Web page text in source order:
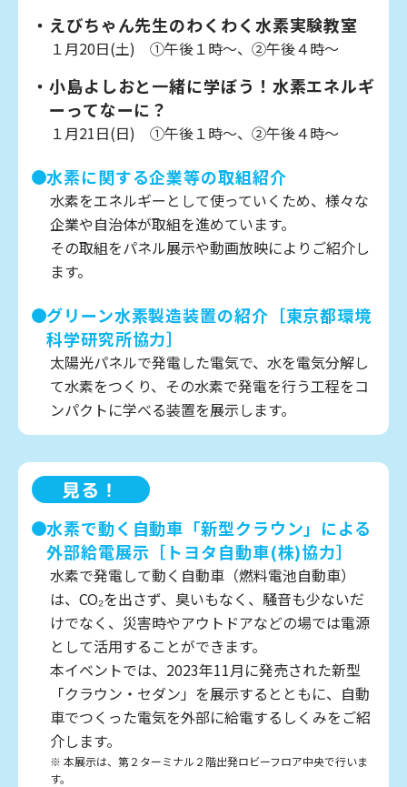
えびちゃん先生のわくわく水素実験教室
１月20日(土) ①午後１時～、②午後４時～
小島よしおと一緒に学ぼう！水素エネルギ
ーってなーに？
１月21日(日) ①午後１時～、②午後４時～
水素に関する企業等の取組紹介
水素をエネルギーとして使っていくため、様々な
企業や自治体が取組を進めています。
その取組をパネル展示や動画放映によりご紹介し
ます。
グリーン水素製造装置の紹介［東京都環境
科学研究所協力］
太陽光パネルで発電した電気で、水を電気分解し
て水素をつくり、その水素で発電を行う工程をコ
ンパクトに学べる装置を展示します。
見る！
水素で動く自動車「新型クラウン」による
外部給電展示［トヨタ自動車(株)協力］
水素で発電して動く自動車（燃料電池自動車）
は、CO₂を出さず、臭いもなく、騒音も少ないだ
けでなく、災害時やアウトドアなどの場では電源
として活用することができます。
本イベントでは、2023年11月に発売された新型
「クラウン・セダン」を展示するとともに、自動
車でつくった電気を外部に給電するしくみをご紹
介します。
※ 本展示は、第２ターミナル２階出発ロビーフロア中央で行いま
す。